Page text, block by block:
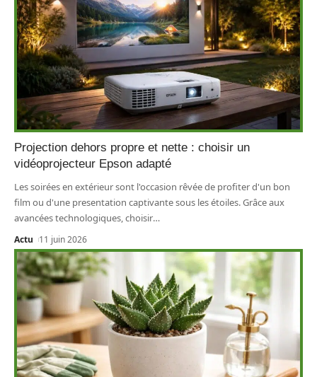
Projection dehors propre et nette : choisir un
vidéoprojecteur Epson adapté
Les soirées en extérieur sont l'occasion rêvée de profiter d'un bon
film ou d'une presentation captivante sous les étoiles. Grâce aux
avancées technologiques, choisir…
Actu 11 juin 2026